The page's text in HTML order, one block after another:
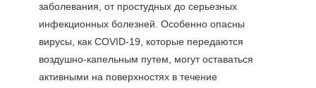
заболевания, от простудных до серьезных
инфекционных болезней. Особенно опасны
вирусы, как COVID-19, которые передаются
воздушно-капельным путем, могут оставаться
активными на поверхностях в течение